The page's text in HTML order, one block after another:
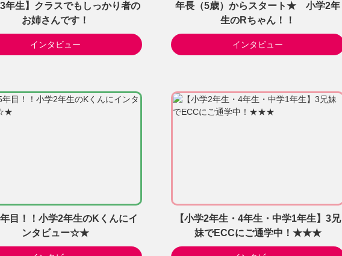
3年生】クラスでもしっかり者の
お姉さんです！
インタビュー
年長（5歳）からスタート★ 小学2年
生のRちゃん！！
インタビュー
目！！小学2年生のKくんにイ
ンタビュー☆★
【小学2年生・4年生・中学1年生】3兄
妹でECCにご通学中！★★★